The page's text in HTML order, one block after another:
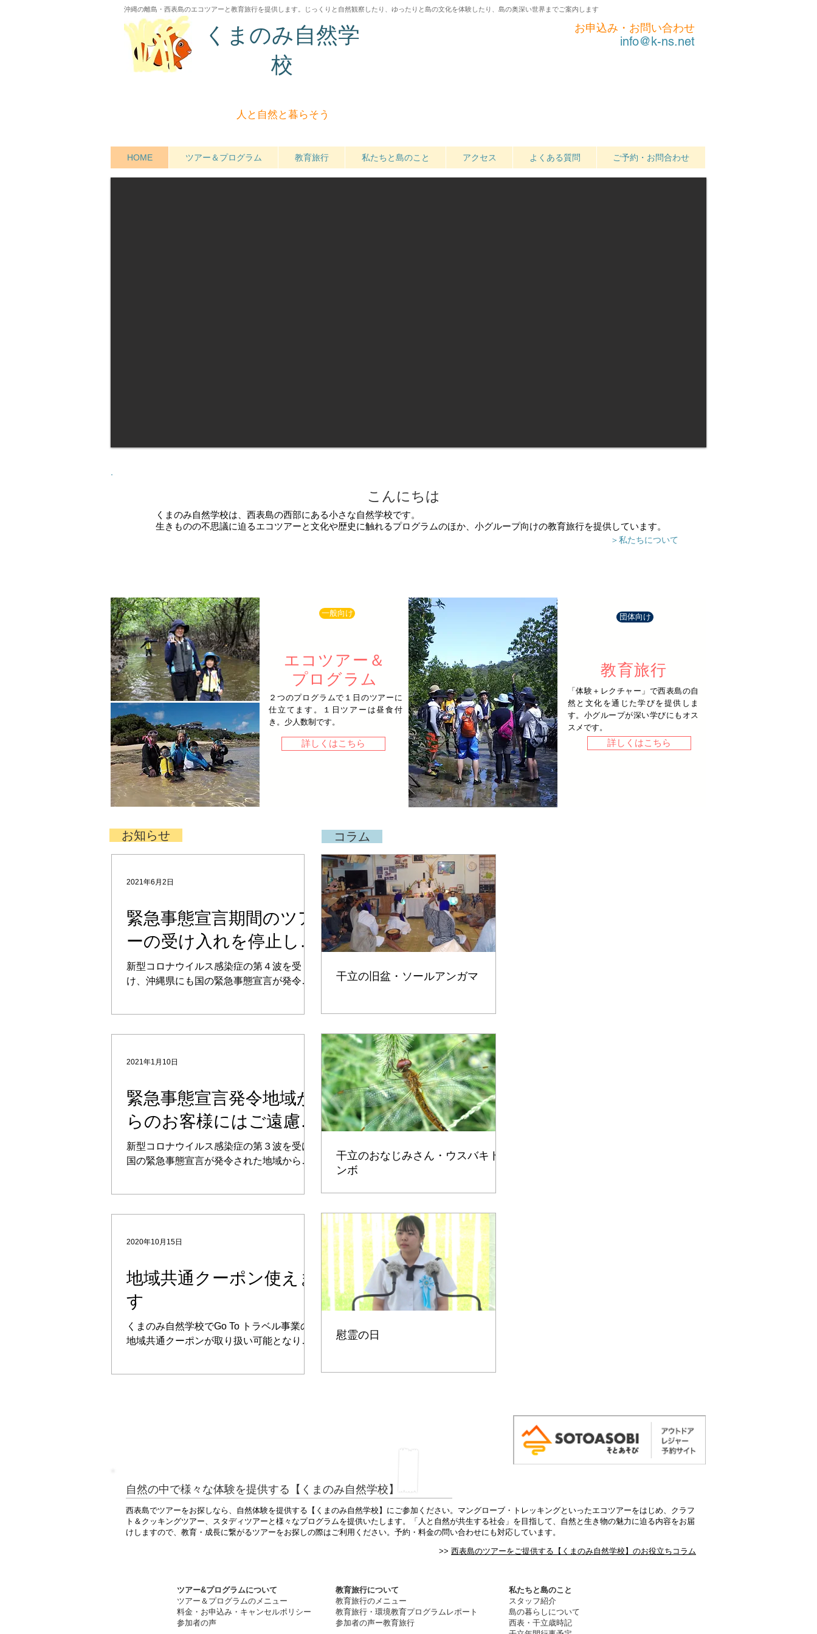
沖縄の離島・西表島のエコツアーと教育旅行を提供します。じっくりと自然観察したり、ゆったりと島の文化を体験したり 、島の奥深い世界までご案内します
くまのみ自然学
校
お申込み・お問い合わせ
info@k-ns.net
人と自然と暮らそう
HOME ツアー＆プログラム 教育旅行 私たちと島のこと アクセス よくある質問 ご予約・お問合わせ
こんにちは
くまのみ自然学校は、西表島の西部にある小さな自然学校です。
生きものの不思議に迫るエコツアーと文化や歴史に触れるプログラムのほか、小グループ向けの教育旅行を提供しています。
＞私たちについて
一般向け
エコツアー＆
プログラム
２つのプログラムで１日のツアー に
仕立てます。１日ツアーは昼食付
き。少人数制です。
詳しくはこちら
団体向け
教育旅行
「体験＋レクチャー」で西表島の自
然と文化を通じた学びを提供しま
す。小グループが深い学びにもオス
スメです。
詳しくはこちら
お知らせ
緊急事態宣言期間のツア
ーの受け入れを停止しま
す
新型コロナウイルス感染症の第４波を受
け、沖縄県にも国の緊急事態宣言が発令さ
2021年6月2日
緊急事態宣言発令地域か
らのお客様にはご遠慮い
ただいています
新型コロナウイルス感染症の第３波を受け
国の緊急事態宣言が発令された地域からの
2021年1月10日
地域共通クーポン使えま
す
くまのみ自然学校でGo To トラベル事業の
地域共通クーポンが取り扱い可能となりま
2020年10月15日
コラム
干立の旧盆・ソールアンガマ
干立のおなじみさん・ウスバキト
ンボ
慰霊の日
自然の中で様々な体験を提供する【くまのみ自然学校】
西表島でツアーをお探しなら、自然体験を提供する【くまのみ自然学校】にご参加ください。マングローブ・トレッキングといったエコツアーをはじめ、クラフ
ト＆クッキングツアー、スタディツアーと様々なプログラムを提供いたします。「人と自然が共生する社会」を目指して、自然と生き物の魅力に迫る内容をお届
けしますので、教育・成長に繋がるツアーをお探しの際はご利用ください。予約・料金の問い合わせにも対応しています。
>> 西表島のツアーをご提供する【くまのみ自然学校】のお役立ちコラム
ツアー&プログラムについて
ツアー＆プログラムのメニュー
料金・お申込み・キャンセルポリシー
​参加者の声
教育旅行について
教育旅行のメニュー
教育旅行・ 環境教育プログラムレポート
​参加者の声ー教育旅行
私たちと島のこと​
スタッフ紹介
​島の暮らしについて
​西表・干立歳時記